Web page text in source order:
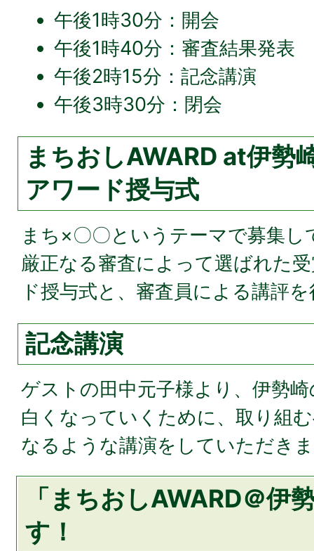
午後1時30分：開会
午後1時40分：審査結果発表
午後2時15分：記念講演
午後3時30分：閉会
まちおしAWARD at伊勢
アワード授与式
まち×〇〇というテーマで募集
厳正なる審査によって選ばれた
ド授与式と、審査員による講評
記念講演
ゲストの田中元子様より、伊勢
白くなっていくために、取り組
なるような講演をしていただき
「まちおしAWARD＠伊
す！